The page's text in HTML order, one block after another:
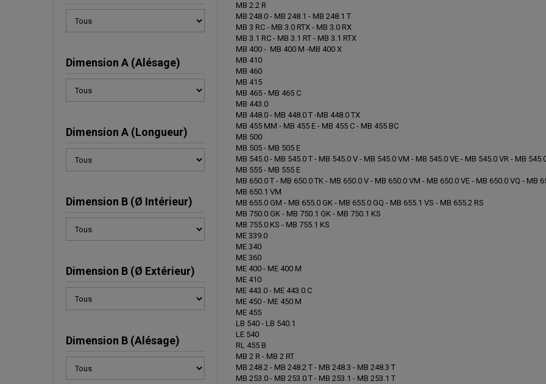
Dimension A (Alésage)
Dimension A (Longueur)
Dimension B (Ø Intérieur)
Dimension B (Ø Extérieur)
Dimension B (Alésage)
MB 2.2 R
MB 248.0 - MB 248.1 - MB 248.1 T
MB 3 RC - MB 3.0 RTX - MB 3.0 RX
MB 3.1 RC - MB 3.1 RT - MB 3.1 RTX
MB 400 - MB 400 M -MB 400 X
MB 410
MB 460
MB 415
MB 465 - MB 465 C
MB 443.0
MB 448.0 - MB 448.0 T -MB 448.0 TX
MB 455 MM - MB 455 E - MB 455 C - MB 455 BC
MB 500
MB 505 - MB 505 E
MB 545.0 - MB 545.0 T - MB 545.0 V - MB 545.0 VM - MB 545.0 VE - MB 545.0 VR - MB
MB 555 - MB 555 E
MB 650.0 T - MB 650.0 TK - MB 650.0 V - MB 650.0 VM - MB 650.0 VE - MB 650.0 VQ - MB
MB 650.1 VM
MB 655.0 GM - MB 655.0 GK - MB 655.0 GQ - MB 655.1 VS - MB 655.2 RS
MB 750.0 GK - MB 750.1 GK - MB 750.1 KS
MB 755.0 KS - MB 755.1 KS
ME 339.0
ME 340
ME 360
ME 400 - ME 400 M
ME 410
ME 443.0 - ME 443.0 C
ME 450 - ME 450 M
ME 455
LB 540 - LB 540.1
LE 540
RL 455 B
MB 2 R - MB 2 RT
MB 248.2 - MB 248.2 T - MB 248.3 - MB 248.3 T
MB 253.0 - MB 253.0 T - MB 253.1 - MB 253.1 T